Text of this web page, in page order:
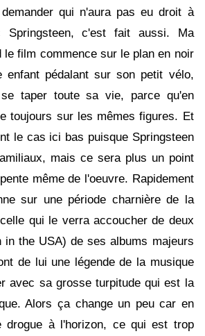
qui n'aura pas eu droit à
Springsteen, c'est fait aussi. Ma
le film commence sur le plan en noir
enfant pédalant sur son petit vélo,
taper toute sa vie, parce qu'en
toujours sur les mêmes figures. Et
le cas ici bas puisque Springsteen
mais ce sera plus un point
même de l'oeuvre. Rapidement
sur une période charnière de la
qui le verra accoucher de deux
in the USA) de ses albums majeurs
de lui une légende de la musique
avec sa grosse turpitude qui est la
Alors ça change un peu car en
drogue à l'horizon, ce qui est trop